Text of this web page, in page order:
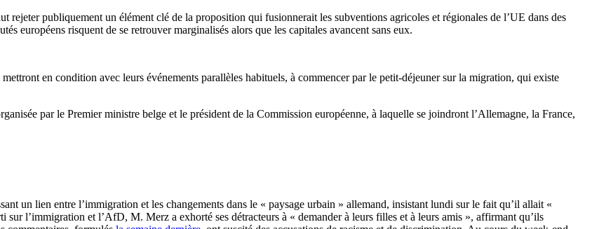
rejeter publiquement un élément clé de la proposition qui fusionnerait les subventions agricoles et régionales de l’UE dans des
européens risquent de se retrouver marginalisés alors que les capitales avancent sans eux.
en condition avec leurs événements parallèles habituels, à commencer par le petit-déjeuner sur la migration, qui existe
par le Premier ministre belge et le président de la Commission européenne, à laquelle se joindront l’Allemagne, la France,
un lien entre l’immigration et les changements dans le « paysage urbain » allemand, insistant lundi sur le fait qu’il allait «
sur l’immigration et l’AfD, M. Merz a exhorté ses détracteurs à « demander à leurs filles et à leurs amis », affirmant qu’ils